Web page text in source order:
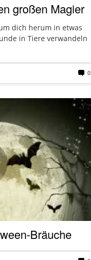
großen Magier
dich herum in etwas
in Tiere verwandeln
0
Bräuche